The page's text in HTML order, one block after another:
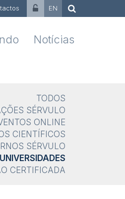
EN
Notícias
TODOS
SÉRVULO
ONLINE
CIENTÍFICOS
SÉRVULO
CERTIFICADA